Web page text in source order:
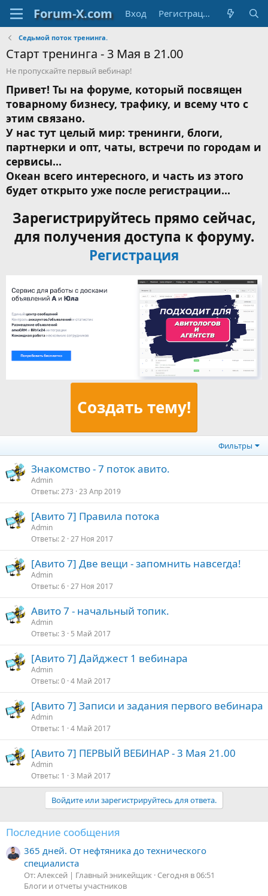
Вход Регистрация
Седьмой поток тренинга.
Старт тренинга - 3 Мая в 21.00
Не пропускайте первый вебинар!
Привет! Ты на форуме, который посвящен
товарному бизнесу, трафику, и всему что с
этим связано.
У нас тут целый мир: тренинги, блоги,
партнерки и опт, чаты, встречи по городам и
сервисы...
Океан всего интересного, и часть из этого
будет открыто уже после регистрации...
Зарегистрируйтесь прямо сейчас,
для получения доступа к форуму.
Регистрация
Создать тему!
Фильтры
Знакомство - 7 поток авито.
Admin
Ответы 273 23 Апр 2019
[Авито 7] Правила потока
Admin
Ответы 2 27 Ноя 2017
[Авито 7] Две вещи - запомнить навсегда!
Admin
Ответы 6 27 Ноя 2017
Авито 7 - начальный топик.
Admin
Ответы 3 5 Май 2017
[Авито 7] Дайджест 1 вебинара
Admin
Ответы 0 4 Май 2017
[Авито 7] Записи и задания первого вебинара
Admin
Ответы 1 4 Май 2017
[Авито 7] ПЕРВЫЙ ВЕБИНАР - 3 Мая 21.00
Admin
Ответы 1 3 Май 2017
Войдите или зарегистрируйтесь для ответа.
Последние сообщения
365 дней. От нефтяника до технического
специалиста
От: Алексей | Главный эникейщик Сегодня в 06:51
Блоги и отчеты участников